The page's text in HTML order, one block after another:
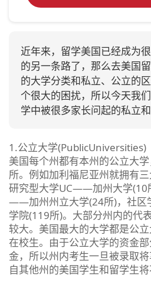
近年来，留学美国已经成为
的另一条路了，那么去美国
的大学分类和私立、公立的
个很大的困扰，所以今天我
学中被很多家长问起的私立
1.公立大学(PublicUniversities)
美国每个州都有本州的公立大
所。例如加利福尼亚州就拥有三
研究型大学UC——加州大学(10
——加州州立大学(24所)，社
学院(119所)。大部分州内的代
较大。美国最大的大学都是公
在校生。由于公立大学的资金
金，所以州内考生一旦被录取
自其他州的美国学生和留学生将